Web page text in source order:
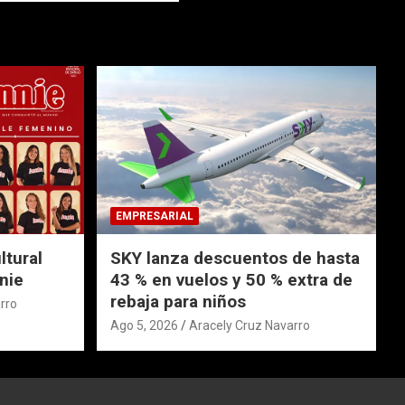
EMPRESARIAL
SKY lanza descuentos de hasta
43 % en vuelos y 50 % extra de
rebaja para niños
Ago 5, 2026 Aracely Cruz Navarro